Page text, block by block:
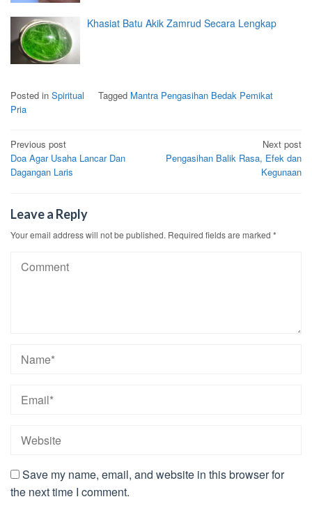
Khasiat Batu Akik Zamrud Secara Lengkap
Posted in Spiritual Tagged Mantra Pengasihan Bedak Pemikat
Pria
Post
navigation
Previous post
Doa Agar Usaha Lancar Dan
Dagangan Laris
Next post
Pengasihan Balik Rasa, Efek dan
Kegunaan
Leave a Reply
Your email address will not be published. Required fields are marked *
Save my name, email, and website in this browser for
the next time I comment.